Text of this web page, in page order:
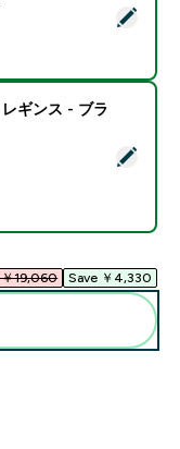
テンポ ハイウエス
テンポ レギンス -
ギンス - ブラ
￥19,060‎ Save ￥4,330‎